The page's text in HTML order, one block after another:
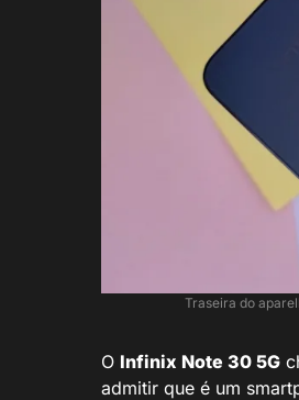
Traseira do
O Infinix Note 30 5G
admitir que é um